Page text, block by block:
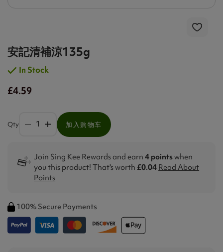
安記清補涼135g
In Stock
£4.59
Qty 加入购物车
Join Sing Kee Rewards and earn4 pointswhen
you this product! That's worth £0.04 Read About
Points
100% Secure Payments